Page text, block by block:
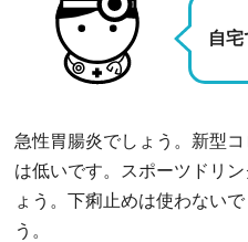
自
急性胃腸炎でしょう。新型
は低いです。スポーツドリ
ょう。下痢止めは使わない
う。